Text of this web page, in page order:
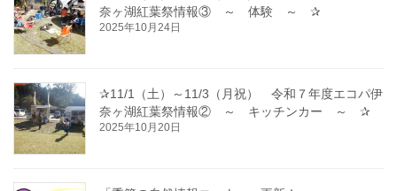
奈ヶ湖紅葉祭情報③ ～ 体験 ～ ✰
2025年10月24日
✰11/1（土）～11/3（月祝） 令和７年度エコパ伊
奈ヶ湖紅葉祭情報② ～ キッチンカー ～ ✰
2025年10月20日